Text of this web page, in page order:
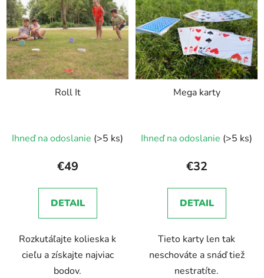
Roll It
Ihneď na odoslanie (>5 ks)
€49
DETAIL
Rozkutáľajte kolieska k
cieľu a získajte najviac
bodov.
Mega karty
Ihneď na odoslanie (>5 ks)
€32
DETAIL
Tieto karty len tak
neschováte a snáď tiež
nestratíte.